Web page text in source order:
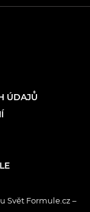
ÚDAJŮ
Svět Formule.cz –